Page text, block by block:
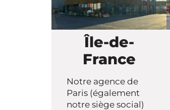
Île-de-
France
Notre agence de
Paris (également
notre siège social)